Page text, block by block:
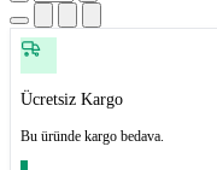
Ücretsiz Kargo
Bu üründe kargo bedava.